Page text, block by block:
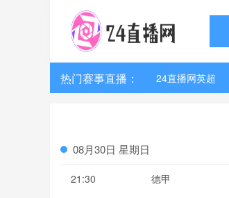
热门赛事直播： 24直播网英超
08月30日 星期日
21:30 德甲